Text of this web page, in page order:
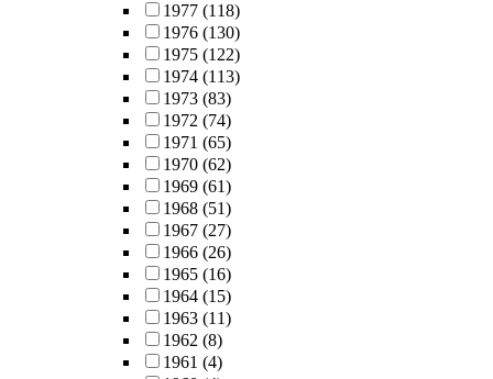
1977 (118)
1976 (130)
1975 (122)
1974 (113)
1973 (83)
1972 (74)
1971 (65)
1970 (62)
1969 (61)
1968 (51)
1967 (27)
1966 (26)
1965 (16)
1964 (15)
1963 (11)
1962 (8)
1961 (4)